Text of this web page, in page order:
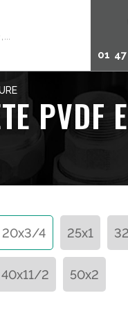
01
PVDF
20x3/4 25x1
40x11/2 50x2